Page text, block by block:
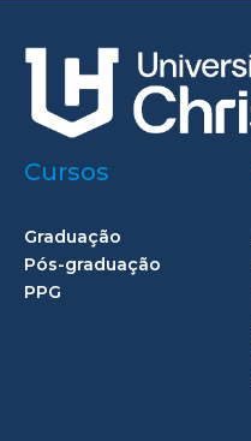
Cursos
Graduação
Pós-graduação
PPG